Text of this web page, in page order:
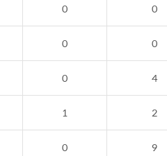
0 0
0 0
0 4
1 2
0 9